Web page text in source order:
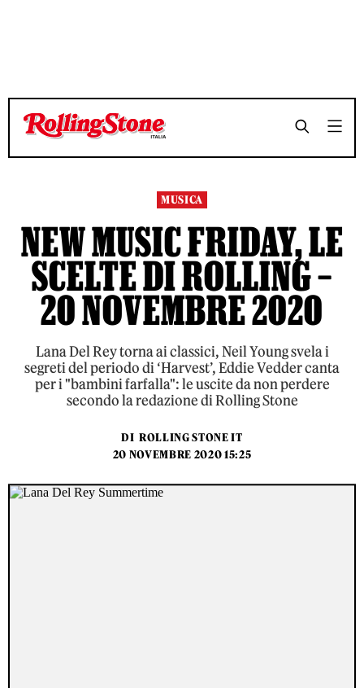
TEMPO DI LETTURA 9 MINUTI SHARE
TEMPO DI LETTURA 9 MINUTI SHARE
MUSICA
NEW MUSIC FRIDAY, LE
SCELTE DI ROLLING –
20 NOVEMBRE 2020
Lana Del Rey torna ai classici, Neil Young svela i
segreti del periodo di ‘Harvest’, Eddie Vedder canta
per i "bambini farfalla": le uscite da non perdere
secondo la redazione di Rolling Stone
DI ROLLING STONE IT
20 NOVEMBRE 2020 15:25